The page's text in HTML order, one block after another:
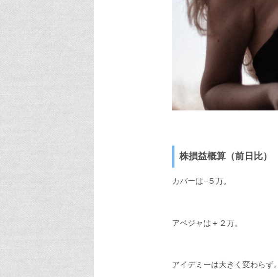
株損益概算（前日比）
カバーは−５万。
アベジャは＋２万。
アイデミーは大きく変わらず。